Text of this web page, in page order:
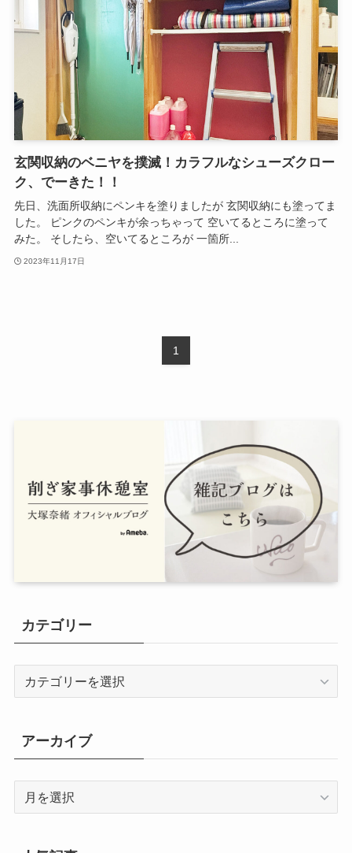
玄関収納のベニヤを撲滅！カラフルなシューズクロー
ク、でーきた！！
先日、洗面所収納にペンキを塗りましたが 玄関収納にも塗ってま
した。 ピンクのペンキが余っちゃって 空いてるところに塗って
みた。 そしたら、空いてるところが 一箇所...
2023年11月17日
1
カテゴリー
リ
ー
アーカイブ